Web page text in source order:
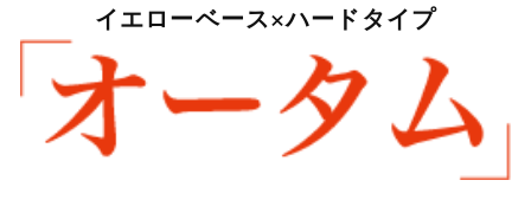
イエローベース×ハードタイプ